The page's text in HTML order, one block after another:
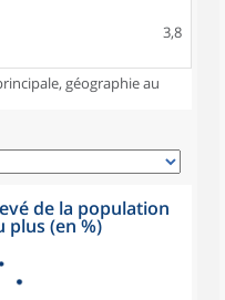
3,8
géographie au
de la population
plus (en %)